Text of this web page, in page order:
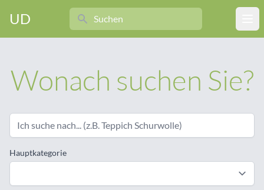
UD
Search
Wonach suchen Sie?
Hauptkategorie